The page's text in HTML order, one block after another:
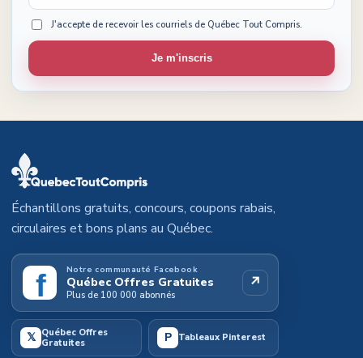
J'accepte de recevoir les courriels de Québec Tout Compris.
Je m'inscris
Échantillons gratuits, concours, coupons rabais,
circulaires et bons plans au Québec.
f Notre communauté Facebook
Québec Offres Gratuites
Plus de 100 000 abonnés
↗
𝕏 Québec Offres
Gratuites
P Tableaux Pinterest